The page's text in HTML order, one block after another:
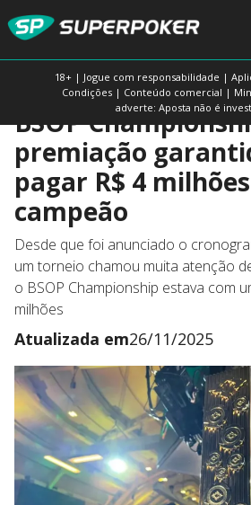
18+ | Jogue com responsabilidade |
Condições | Conteúdo comercial |
adverte: Aposta não é
BSOP
premiação
pagar R$ 4
campeão
Desde que foi anunciado o
um torneio chamou muita atenção
o BSOP Championship estava com
milhões
Atualizada em26/11/2025